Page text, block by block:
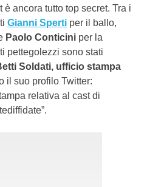
ancora tutto top secret. Tra i
Gianni Sperti per il ballo,
Paolo Conticini per la
pettegolezzi sono stati
Soldati, ufficio stampa
il suo profilo Twitter:
relativa al cast di